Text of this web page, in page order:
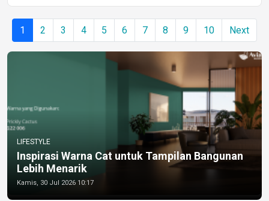
1 2 3 4 5 6 7 8 9 10 Next
LIFESTYLE
Inspirasi Warna Cat untuk Tampilan Bangunan
Lebih Menarik
Kamis, 30 Jul 2026 10:17